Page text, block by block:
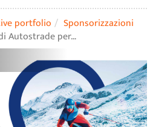
portfolio
Sponsorizzazioni
Autostrade per…